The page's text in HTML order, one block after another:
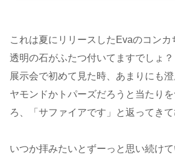
これは夏にリリースしたEvaのコンカ
透明の石がふたつ付いてますでしょ？
展示会で初めて見た時、あまりにも
ヤモンドかトパーズだろうと当たり
ろ、「サファイアです」と返ってきて
いつか拝みたいとずーっと思い続け